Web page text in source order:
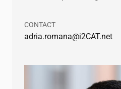
CONTACT
adria.romana@i2CAT.net